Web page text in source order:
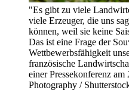
"Es gibt zu viele
viele Erzeuger, die uns
können, weil sie keine
Das ist eine Frage der
Wettbewerbsfähigkeit
französische
einer Pressekonferenz
Photography /